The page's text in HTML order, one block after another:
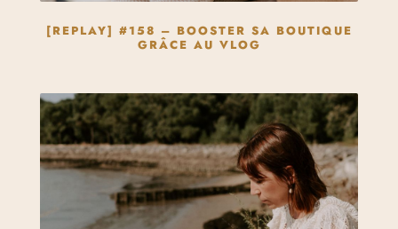
[REPLAY] #158 – BOOSTER SA BOUTIQUE
GRÂCE AU VLOG